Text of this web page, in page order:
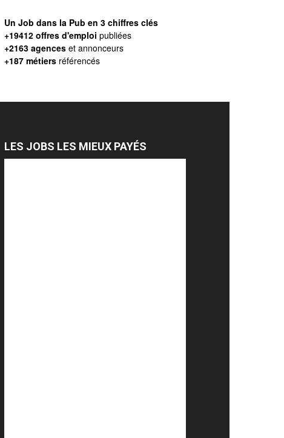
Un Job dans la Pub en 3 chiffres clés
+19412 offres d'emploi publiées
+2163 agences et annonceurs
+187 métiers référencés
LES JOBS LES MIEUX PAYÉS